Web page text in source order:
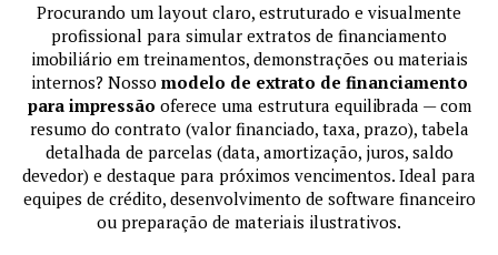
Procurando um layout claro, estruturado e visualmente
profissional para simular extratos de financiamento
imobiliário em treinamentos, demonstrações ou materiais
internos? Nosso modelo de extrato de financiamento
para impressão oferece uma estrutura equilibrada — com
resumo do contrato (valor financiado, taxa, prazo), tabela
detalhada de parcelas (data, amortização, juros, saldo
devedor) e destaque para próximos vencimentos. Ideal para
equipes de crédito, desenvolvimento de software financeiro
ou preparação de materiais ilustrativos.